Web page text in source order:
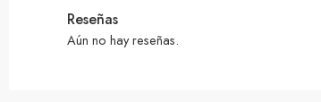
Reseñas
Aún no hay reseñas.